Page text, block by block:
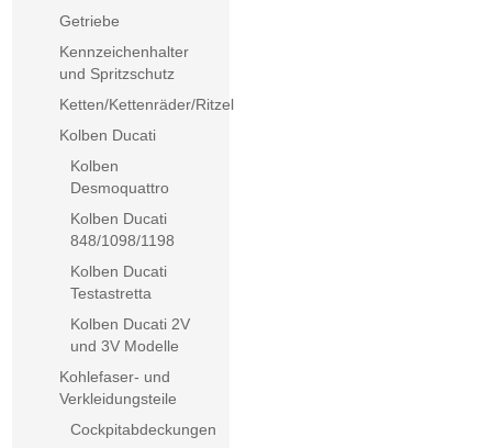
Getriebe
Kennzeichenhalter
und Spritzschutz
Ketten/Kettenräder/Ritzel
Kolben Ducati
Kolben
Desmoquattro
Kolben Ducati
848/1098/1198
Kolben Ducati
Testastretta
Kolben Ducati 2V
und 3V Modelle
Kohlefaser- und
Verkleidungsteile
Cockpitabdeckungen